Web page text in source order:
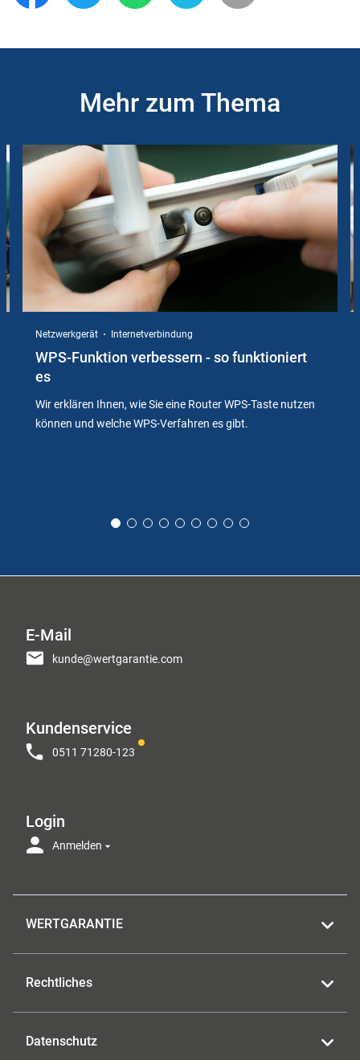
Mehr zum Thema
Instructions
Netzwerkgerät Internetverbindung
WPS-Funktion verbessern - so funktioniert
es
Wir erklären Ihnen, wie Sie eine Router WPS-Taste nutzen
können und welche WPS-Verfahren es gibt.
E-Mail
kunde@wertgarantie.com
Kundenservice
0511 71280-123
Login
Anmelden
WERTGARANTIE
Rechtliches
Datenschutz